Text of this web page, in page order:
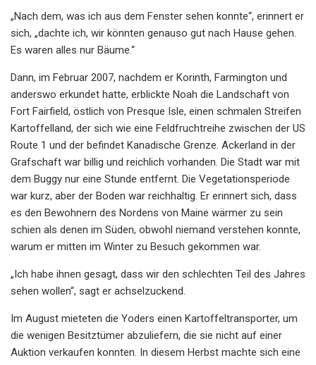
„Nach dem, was ich aus dem Fenster sehen konnte“, erinnert er
sich, „dachte ich, wir könnten genauso gut nach Hause gehen.
Es waren alles nur Bäume.“
Dann, im Februar 2007, nachdem er Korinth, Farmington und
anderswo erkundet hatte, erblickte Noah die Landschaft von
Fort Fairfield, östlich von Presque Isle, einen schmalen Streifen
Kartoffelland, der sich wie eine Feldfruchtreihe zwischen der US
Route 1 und der befindet Kanadische Grenze. Ackerland in der
Grafschaft war billig und reichlich vorhanden. Die Stadt war mit
dem Buggy nur eine Stunde entfernt. Die Vegetationsperiode
war kurz, aber der Boden war reichhaltig. Er erinnert sich, dass
es den Bewohnern des Nordens von Maine wärmer zu sein
schien als denen im Süden, obwohl niemand verstehen konnte,
warum er mitten im Winter zu Besuch gekommen war.
„Ich habe ihnen gesagt, dass wir den schlechten Teil des Jahres
sehen wollen“, sagt er achselzuckend.
Im August mieteten die Yoders einen Kartoffeltransporter, um
die wenigen Besitztümer abzuliefern, die sie nicht auf einer
Auktion verkaufen konnten. In diesem Herbst machte sich eine